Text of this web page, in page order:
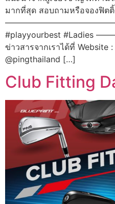
มากที่สุด สอบถามหรือจองฟิต
———————————————-
#playyourbest #Ladies
ข่าวสารจากเราได้ที่ Website
@pingthailand […]
Club Fitting